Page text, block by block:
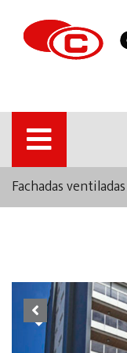
Fachadas
Previous